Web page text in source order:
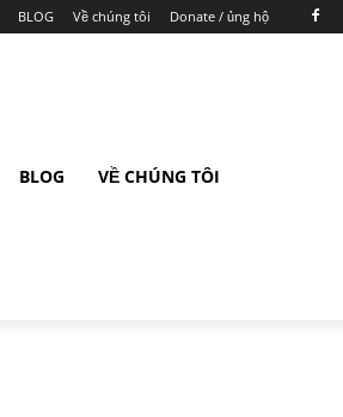
BLOG Về chúng tôi Donate / ủng hộ
BLOG VỀ CHÚNG TÔI